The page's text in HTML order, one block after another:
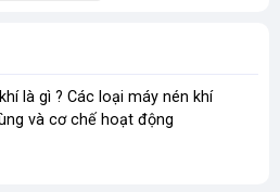
dầu máy nén khí Shell Corena
nghiệm trong ngành. Chúng tôi
hàng:
Đảm bảo chất lượng và nguồn
là gì ? Các loại máy nén khí
và cơ chế hoạt động